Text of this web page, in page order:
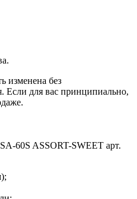
изменена без
Если для вас принципиально,
60S ASSORT-SWEET арт.